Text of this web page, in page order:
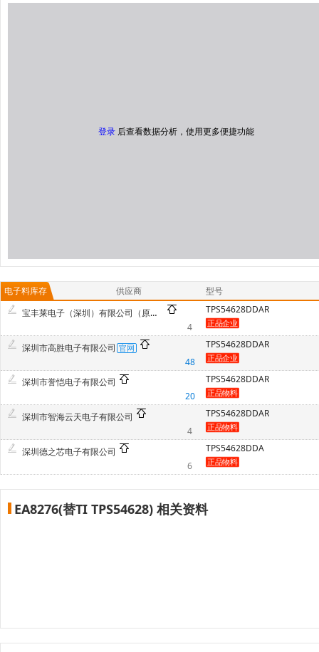
登录 后查看数据分析，使用更多便捷功能
电子料库存 供应商
型号
宝丰莱电子（深圳）有限公司（原南京宝丰莱电子有限公司）
4
TPS54628DDAR
深圳市高胜电子有限公司
48
TPS54628DDAR
深圳市誉恺电子有限公司
20
TPS54628DDAR
深圳市智海云天电子有限公司
4
TPS54628DDAR
深圳德之芯电子有限公司
6
TPS54628DDA
EA8276(替TI TPS54628) 相关资料